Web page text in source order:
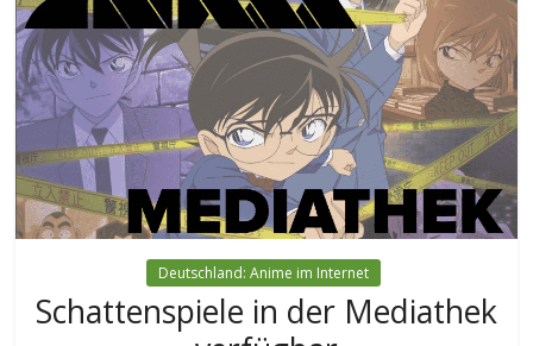
Deutschland: Anime im Internet
Schattenspiele in der Mediathek